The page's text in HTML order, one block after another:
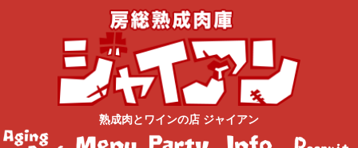
熟成肉と ワインの店 ジャイアン